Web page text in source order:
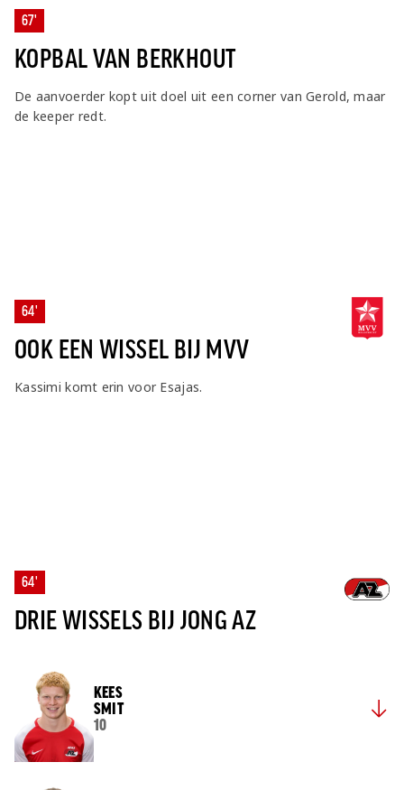
67'
KOPBAL VAN BERKHOUT
De aanvoerder kopt uit doel uit een corner van Gerold, maar
de keeper redt.
64'
OOK EEN WISSEL BIJ MVV
Kassimi komt erin voor Esajas.
64'
DRIE WISSELS BIJ JONG AZ
KEES
SMIT
10